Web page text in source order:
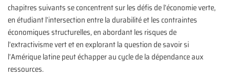
chapitres suivants se concentrent sur les défis de l’économie verte,
en étudiant l’intersection entre la durabilité et les contraintes
économiques structurelles, en abordant les risques de
l’extractivisme vert et en explorant la question de savoir si
l’Amérique latine peut échapper au cycle de la dépendance aux
ressources.